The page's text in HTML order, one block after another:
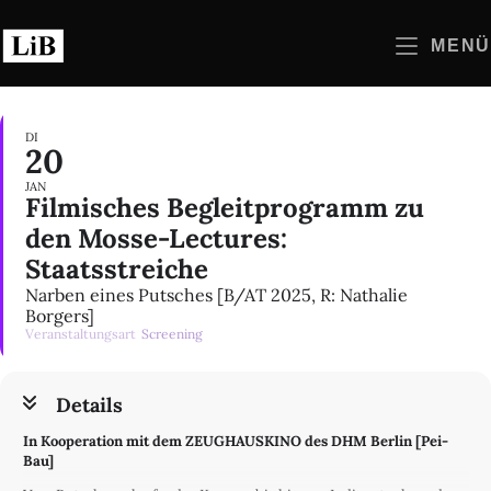
Inhalt
springen
MENÜ
DI
20
JAN
Filmisches Begleitprogramm zu
den Mosse-Lectures:
Staatsstreiche
Narben eines Putsches [B/AT 2025, R: Nathalie
Borgers]
Veranstaltungsart Screening
Details
In Kooperation mit dem ZEUGHAUSKINO des DHM Berlin [Pei-
Bau]